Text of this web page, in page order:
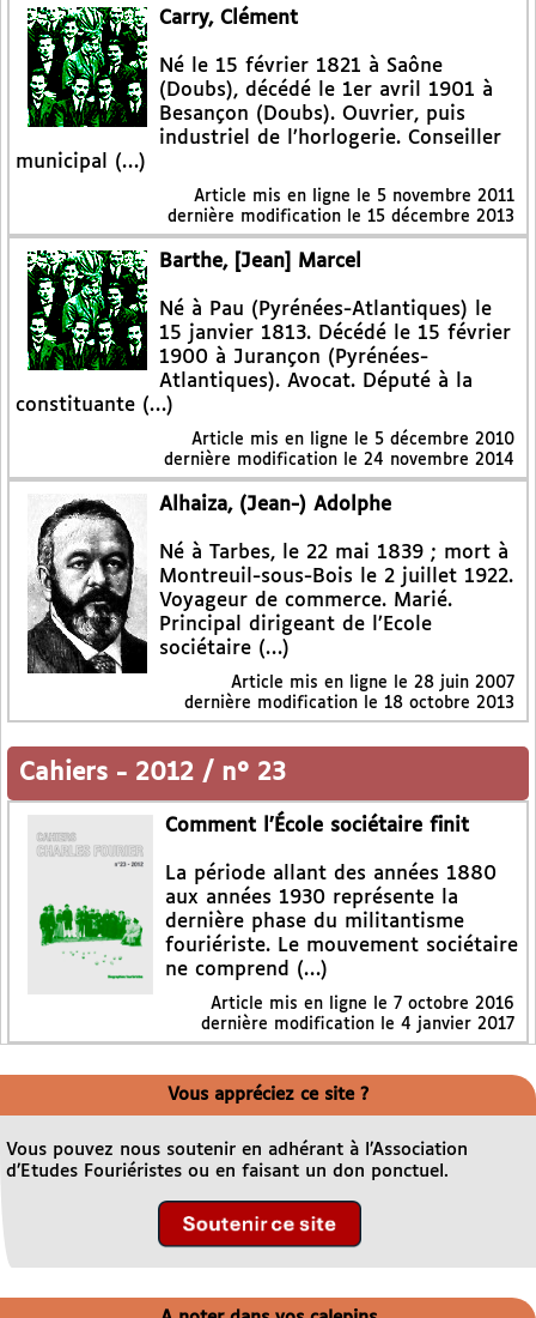
Carry, Clément
Né le 15 février 1821 à Saône
(Doubs), décédé le 1er avril 1901 à
Besançon (Doubs). Ouvrier, puis
industriel de l’horlogerie. Conseiller
municipal (…)
Article mis en ligne le 5 novembre 2011
dernière modification le 15 décembre 2013
Barthe, [Jean] Marcel
Né à Pau (Pyrénées-Atlantiques) le
15 janvier 1813. Décédé le 15 février
1900 à Jurançon (Pyrénées-
Atlantiques). Avocat. Député à la
constituante (…)
Article mis en ligne le 5 décembre 2010
dernière modification le 24 novembre 2014
Alhaiza, (Jean-) Adolphe
Né à Tarbes, le 22 mai 1839 ; mort à
Montreuil-sous-Bois le 2 juillet 1922.
Voyageur de commerce. Marié.
Principal dirigeant de l’Ecole
sociétaire (…)
Article mis en ligne le 28 juin 2007
dernière modification le 18 octobre 2013
Cahiers - 2012 / n° 23
Comment l’École sociétaire finit
La période allant des années 1880
aux années 1930 représente la
dernière phase du militantisme
fouriériste. Le mouvement sociétaire
ne comprend (…)
Article mis en ligne le 7 octobre 2016
dernière modification le 4 janvier 2017
Vous appréciez ce site ?
Vous pouvez nous soutenir en adhérant à l’Association
d’Etudes Fouriéristes ou en faisant un don ponctuel.